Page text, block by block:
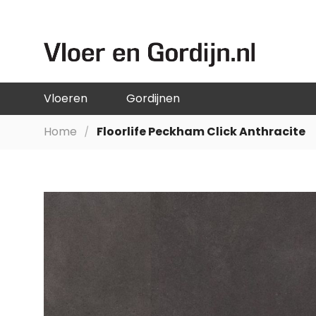
DE
INHOUD
Vloeren Gordijnen
Home Floorlife Peckham Click Anthracite